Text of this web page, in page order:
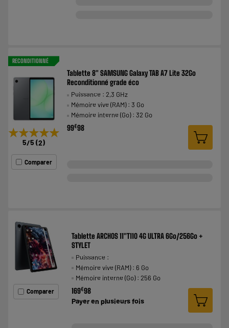
RECONDITIONNÉ
★★★★★
★★★★★
5/5 (2)
Comparer
Tablette 8" SAMSUNG Galaxy TAB A7 Lite 32Go
Reconditionné grade éco
Puissance : 2,3 GHz
Mémoire vive (RAM) : 3 Go
Mémoire interne (Go) : 32 Go
99€98
Comparer
Tablette ARCHOS 11"T110 4G ULTRA 6Go/256Go +
STYLET
Puissance :
Mémoire vive (RAM) : 6 Go
Mémoire interne (Go) : 256 Go
169€98
Payer enplusieurs fois